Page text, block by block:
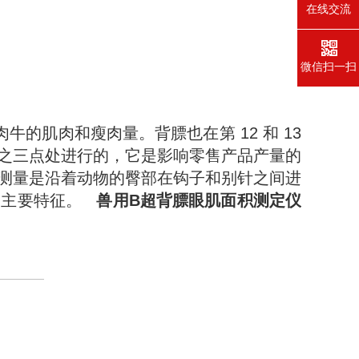
的肌肉和瘦肉量。背膘也在第 12 和 13
三点处进行的，它是影响零售产品产量的
量是沿着动物的臀部在钩子和别针之间进
主要特征。兽用B超背膘眼肌面积测定仪
在线交流
微信扫一扫